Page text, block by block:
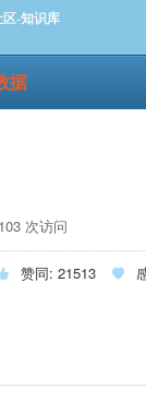
区-知识库
据
次访问
赞同: 21513 